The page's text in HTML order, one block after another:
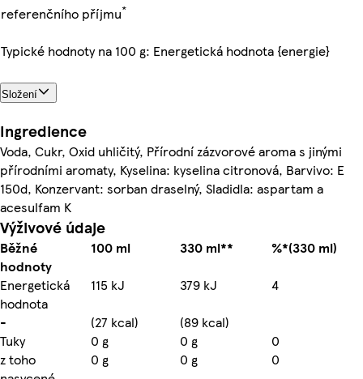
referenčního příjmu*
Typické hodnoty na 100 g: Energetická hodnota {energie}
Složení
Ingredience
Voda, Cukr, Oxid uhličitý, Přírodní zázvorové aroma s jinými
přírodními aromaty, Kyselina: kyselina citronová, Barvivo: E
150d, Konzervant: sorban draselný, Sladidla: aspartam a
acesulfam K
Výživové údaje
Běžné
hodnoty
100 ml 330 ml**
%*(330 ml)
Energetická
hodnota
115 kJ 379 kJ
4
-
(27 kcal)
(89 kcal)
Tuky
0 g 0 g
0
z toho
0 g 0 g 0